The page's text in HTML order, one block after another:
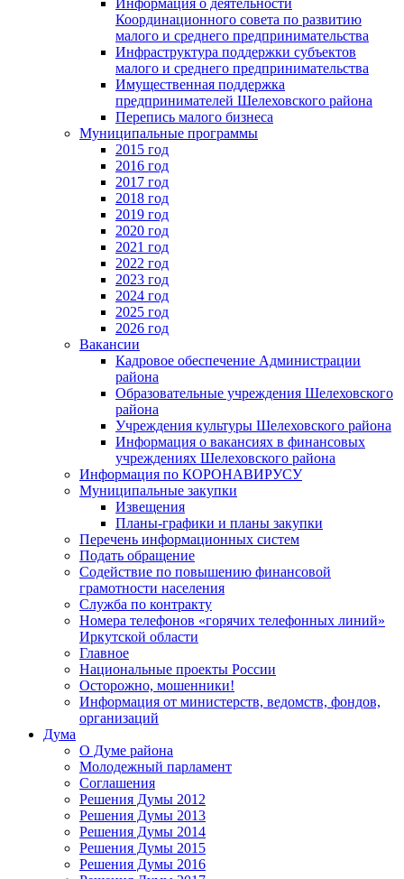
Координационного совета по развитию
малого и среднего предпринимательства
Инфраструктура поддержки субъектов
малого и среднего предпринимательства
Имущественная поддержка
предпринимателей Шелеховского района
Перепись малого бизнеса
Муниципальные программы
2015 год
2016 год
2017 год
2018 год
2019 год
2020 год
2021 год
2022 год
2023 год
2024 год
2025 год
2026 год
Вакансии
Кадровое обеспечение Администрации
района
Образовательные учреждения Шелеховского
района
Учреждения культуры Шелеховского района
Информация о вакансиях в финансовых
учреждениях Шелеховского района
Информация по КОРОНАВИРУСУ
Муниципальные закупки
Извещения
Планы-графики и планы закупки
Перечень информационных систем
Подать обращение
Содействие по повышению финансовой
грамотности населения
Служба по контракту
Номера телефонов «горячих телефонных линий»
Иркутской области
Главное
Национальные проекты России
Осторожно, мошенники!
Информация от министерств, ведомств, фондов,
организаций
Дума
О Думе района
Молодежный парламент
Соглашения
Решения Думы 2012
Решения Думы 2013
Решения Думы 2014
Решения Думы 2015
Решения Думы 2016